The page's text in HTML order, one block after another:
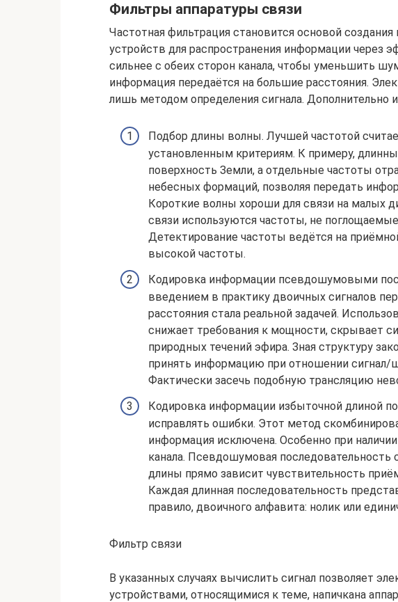
Фильтры аппаратуры связи
Частотная фильтрация становится основой
устройств для распространения информации через
сильнее с обеих сторон канала, чтобы уменьшить
информация передаётся на большие расстояния.
лишь методом определения сигнала. Дополнительно
Подбор длины волны. Лучшей частотой
установленным критериям. К примеру,
поверхность Земли, а отдельные частоты
небесных формаций, позволяя передать
Короткие волны хороши для связи на малых
связи используются частоты, не
Детектирование частоты ведётся на
высокой частоты.
Кодировка информации псевдошумовыми
введением в практику двоичных сигналов
расстояния стала реальной задачей.
снижает требования к мощности, скрывает
природных течений эфира. Зная структуру
принять информацию при отношении
Фактически засечь подобную трансляцию
Кодировка информации избыточной длиной
исправлять ошибки. Этот метод
информация исключена. Особенно при
канала. Псевдошумовая последовательность
длины прямо зависит чувствительность
Каждая длинная последовательность
правило, двоичного алфавита: нолик или
Фильтр связи
В указанных случаях вычислить сигнал позволяет
устройствами, относящимися к теме, напичкана